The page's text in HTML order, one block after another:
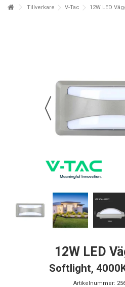
Tillverkare V-Tac 12W LED
12W LED
Softlight,
Artikelnummer: